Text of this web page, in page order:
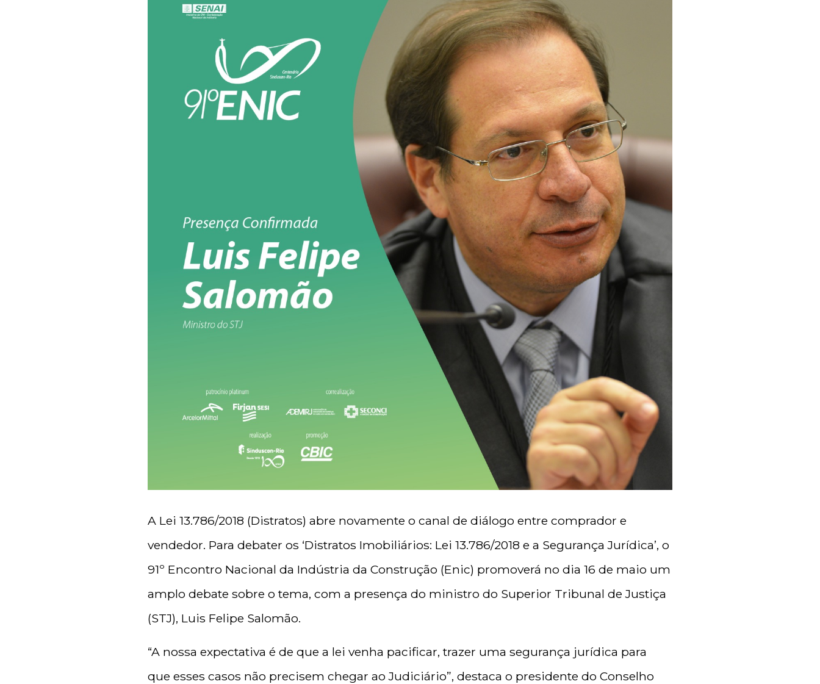
A Lei 13.786/2018 (Distratos) abre novamente o canal de diálogo entre comprador e
vendedor. Para debater os ‘Distratos Imobiliários: Lei 13.786/2018 e a Segurança Jurídica’, o
91º Encontro Nacional da Indústria da Construção (Enic) promoverá no dia 16 de maio um
amplo debate sobre o tema, com a presença do ministro do Superior Tribunal de Justiça
(STJ), Luis Felipe Salomão.
“A nossa expectativa é de que a lei venha pacificar, trazer uma segurança jurídica para
que esses casos não precisem chegar ao Judiciário”, destaca o presidente do Conselho